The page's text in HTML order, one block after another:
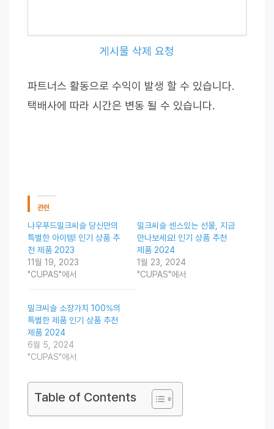
게시물 삭제 요청
파트너스 활동으로 수익이 발생 할 수 있습니다.
택배사에 따라 시간은 변동 될 수 있습니다.
관련
나우푸드밀크씨슬 당신만의
특별한 아이템! 인기 상품 추
천 제품 2023
11월 19, 2023
"CUPAS"에서
밀크씨슬 센스있는 선물, 지금
만나보세요! 인기 상품 추천
제품 2024
1월 23, 2024
"CUPAS"에서
밀크씨슬 소장가치 100%의
특별한 제품 인기 상품 추천
제품 2024
6월 5, 2024
"CUPAS"에서
Table of Contents